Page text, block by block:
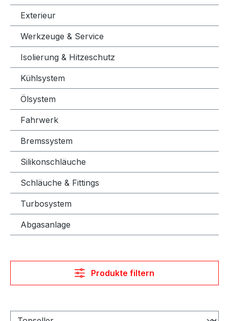
Exterieur
Werkzeuge & Service
Isolierung & Hitzeschutz
Kühlsystem
Ölsystem
Fahrwerk
Bremssystem
Silikonschläuche
Schläuche & Fittings
Turbosystem
Abgasanlage
Produkte filtern